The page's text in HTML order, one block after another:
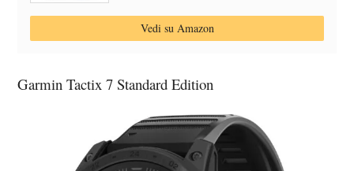
Vedi su Amazon
Garmin Tactix 7 Standard Edition